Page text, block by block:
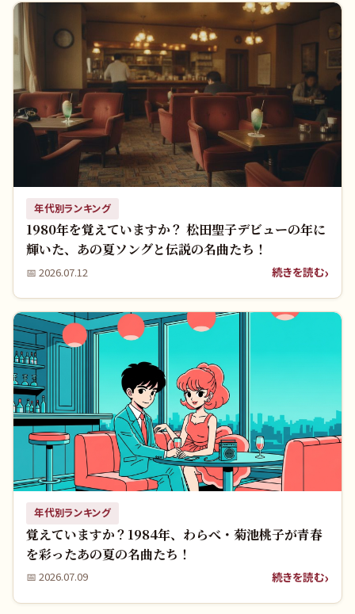
年代別ランキング
1980年を覚えていますか？ 松田聖子デビューの年に
輝いた、あの夏ソングと伝説の名曲たち！
📅 2026.07.12 続きを読む
年代別ランキング
覚えていますか？1984年、わらべ・菊池桃子が青春
を彩ったあの夏の名曲たち！
📅 2026.07.09 続きを読む